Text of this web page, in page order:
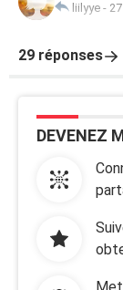
liilyye -
29 réponses
DEVENEZ